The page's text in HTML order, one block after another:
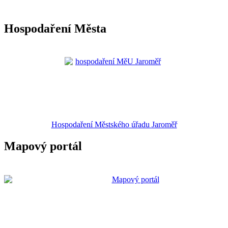
Hospodaření Města
Hospodaření Městského úřadu Jaroměř
Mapový portál